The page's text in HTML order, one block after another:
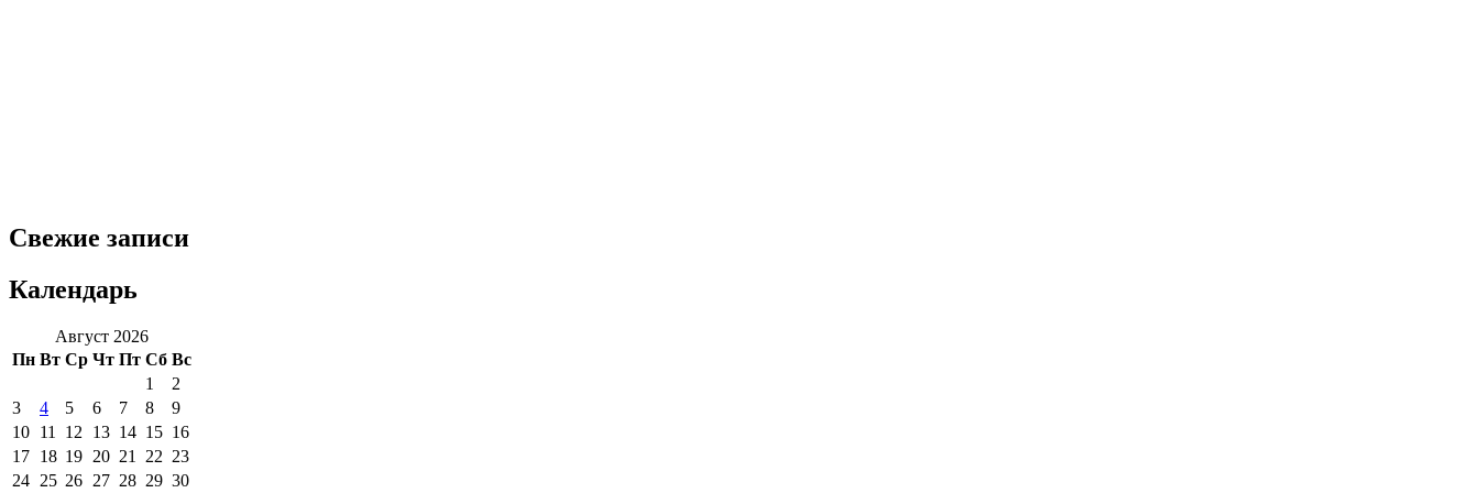
Свежие записи
Календарь
Август 2026
Пн Вт Ср Чт Пт Сб Вс
1
2
3
4 5 6 7 8
9
10 11 12 13 14 15 16
17 18 19 20 21 22 23
24 25 26 27 28 29 30